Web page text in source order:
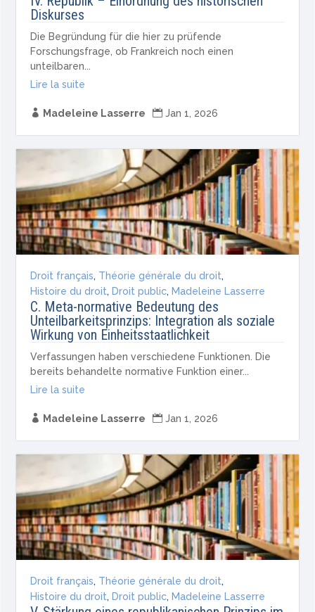
Diskurses
Die Begründung für die hier zu prüfende
Forschungsfrage, ob Frankreich noch einen
unteilbaren...
Lire la suite
 Madeleine Lasserre  Jan 1, 2026
Droit français, Théorie générale du droit,
Histoire du droit, Droit public, Madeleine Lasserre
C. Meta-normative Bedeutung des
Unteilbarkeitsprinzips: Integration als soziale
Wirkung von Einheitsstaatlichkeit
Verfassungen haben verschiedene Funktionen. Die
bereits behandelte normative Funktion einer...
Lire la suite
 Madeleine Lasserre  Jan 1, 2026
Droit français, Théorie générale du droit,
Histoire du droit, Droit public, Madeleine Lasserre